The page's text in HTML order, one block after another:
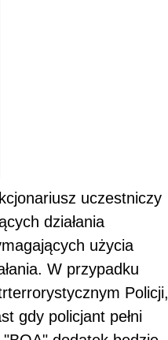
uczestniczy
działania
użycia
W przypadku
Policji,
gdy policjant pełni